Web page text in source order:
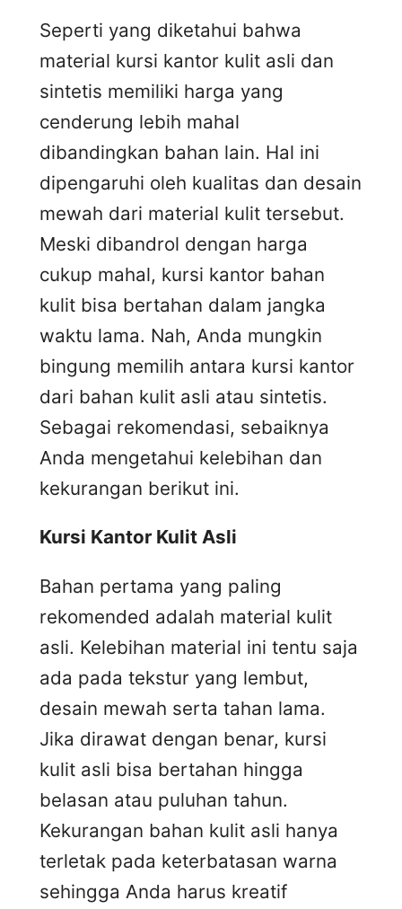
Seperti yang diketahui bahwa
material kursi kantor kulit asli dan
sintetis memiliki harga yang
cenderung lebih mahal
dibandingkan bahan lain. Hal ini
dipengaruhi oleh kualitas dan desain
mewah dari material kulit tersebut.
Meski dibandrol dengan harga
cukup mahal, kursi kantor bahan
kulit bisa bertahan dalam jangka
waktu lama. Nah, Anda mungkin
bingung memilih antara kursi kantor
dari bahan kulit asli atau sintetis.
Sebagai rekomendasi, sebaiknya
Anda mengetahui kelebihan dan
kekurangan berikut ini.
Kursi Kantor Kulit Asli
Bahan pertama yang paling
rekomended adalah material kulit
asli. Kelebihan material ini tentu saja
ada pada tekstur yang lembut,
desain mewah serta tahan lama.
Jika dirawat dengan benar, kursi
kulit asli bisa bertahan hingga
belasan atau puluhan tahun.
Kekurangan bahan kulit asli hanya
terletak pada keterbatasan warna
sehingga Anda harus kreatif